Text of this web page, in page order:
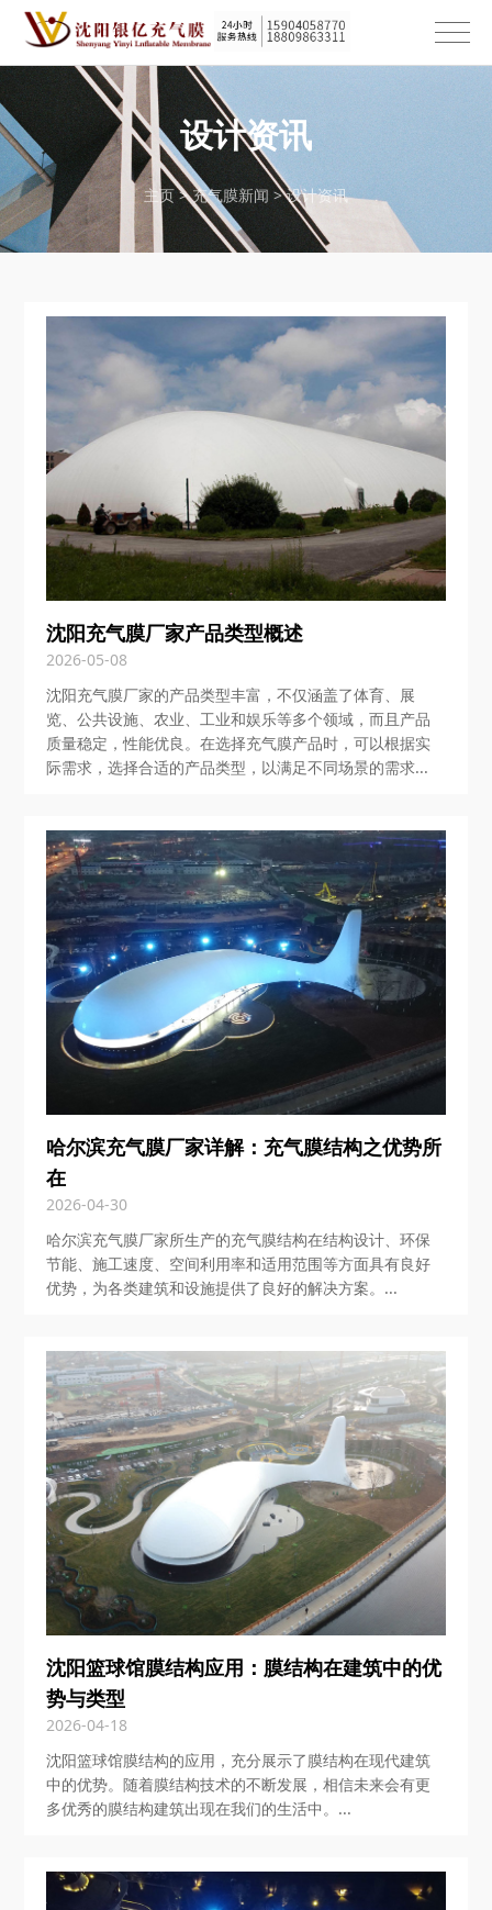
设计资讯
主页>充气膜新闻 >设计资讯
沈阳充气膜厂家产品类型概述
2026-05-08
沈阳充气膜厂家的产品类型丰富，不仅涵盖了体育、展
览、公共设施、农业、工业和娱乐等多个领域，而且产品
质量稳定，性能优良。在选择充气膜产品时，可以根据实
际需求，选择合适的产品类型，以满足不同场景的需求...
​哈尔滨充气膜厂家详解：充气膜结构之优势所
在
2026-04-30
哈尔滨充气膜厂家所生产的充气膜结构在结构设计、环保
节能、施工速度、空间利用率和适用范围等方面具有良好
优势，为各类建筑和设施提供了良好的解决方案。...
沈阳篮球馆膜结构应用：膜结构在建筑中的优
势与类型
2026-04-18
沈阳篮球馆膜结构的应用，充分展示了膜结构在现代建筑
中的优势。随着膜结构技术的不断发展，相信未来会有更
多优秀的膜结构建筑出现在我们的生活中。...